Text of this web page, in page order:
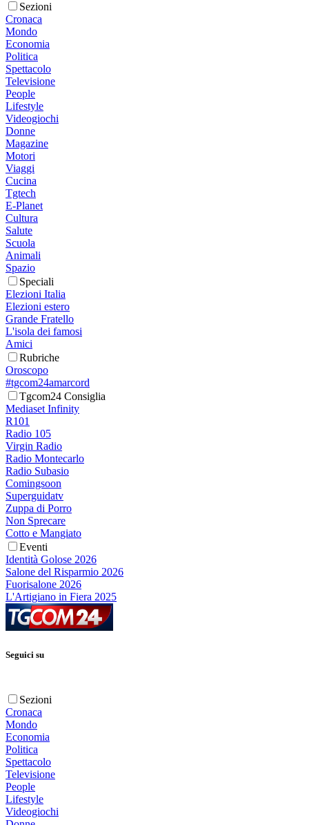
Sezioni
Cronaca
Mondo
Economia
Politica
Spettacolo
Televisione
People
Lifestyle
Videogiochi
Donne
Magazine
Motori
Viaggi
Cucina
Tgtech
E-Planet
Cultura
Salute
Scuola
Animali
Spazio
Speciali
Elezioni Italia
Elezioni estero
Grande Fratello
L'isola dei famosi
Amici
Rubriche
Oroscopo
#tgcom24amarcord
Tgcom24 Consiglia
Mediaset Infinity
R101
Radio 105
Virgin Radio
Radio Montecarlo
Radio Subasio
Comingsoon
Superguidatv
Zuppa di Porro
Non Sprecare
Cotto e Mangiato
Eventi
Identità Golose 2026
Salone del Risparmio 2026
Fuorisalone 2026
L'Artigiano in Fiera 2025
Seguici su
Sezioni
Cronaca
Mondo
Economia
Politica
Spettacolo
Televisione
People
Lifestyle
Videogiochi